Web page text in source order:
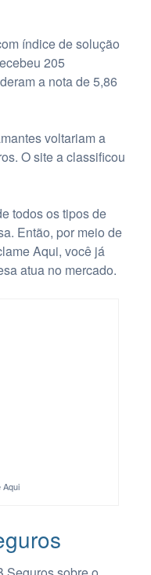
índice de solução
205
a nota de 5,86
voltariam a
O site a classificou
todos os tipos de
Então, por meio de
Aqui, você já
atua no mercado.
Aqui